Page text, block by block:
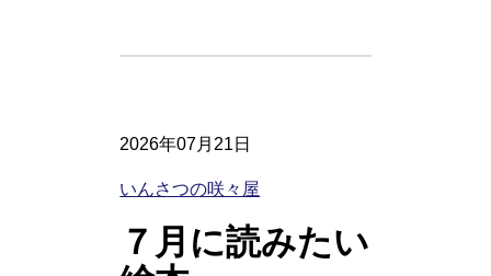
2026年07月21日
いんさつの咲々屋
７月に読みたい